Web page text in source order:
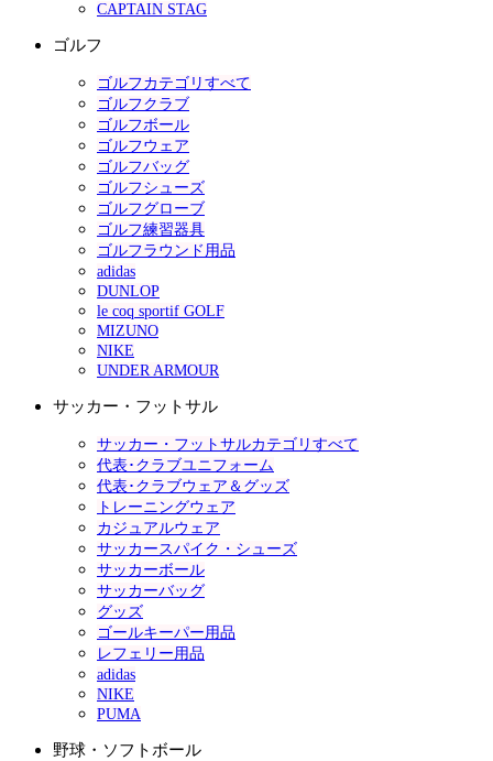
CAPTAIN STAG
ゴルフ
ゴルフカテゴリすべて
ゴルフクラブ
ゴルフボール
ゴルフウェア
ゴルフバッグ
ゴルフシューズ
ゴルフグローブ
ゴルフ練習器具
ゴルフラウンド用品
adidas
DUNLOP
le coq sportif GOLF
MIZUNO
NIKE
UNDER ARMOUR
サッカー・フットサル
サッカー・フットサルカテゴリすべて
代表･クラブユニフォーム
代表･クラブウェア＆グッズ
トレーニングウェア
カジュアルウェア
サッカースパイク・シューズ
サッカーボール
サッカーバッグ
グッズ
ゴールキーパー用品
レフェリー用品
adidas
NIKE
PUMA
野球・ソフトボール